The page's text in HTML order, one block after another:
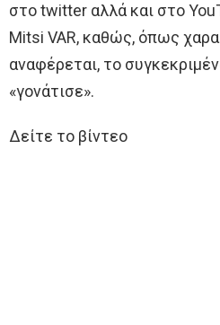
στο twitter αλλά και στο
Mitsi VAR, καθώς, όπως
αναφέρεται, το
«γονάτισε».
Δείτε το βίντεο